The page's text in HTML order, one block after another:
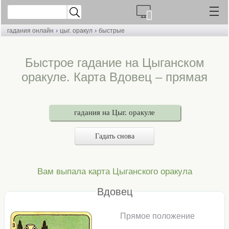
гадания онлайн › цыг. оракул › быстрые
Быстрое гадание на Цыганском
оракуле. Карта Вдовец – прямая
гадания на Цыг. оракуле
Гадать снова
Вам выпала карта Цыганского оракула
Вдовец
Прямое положение